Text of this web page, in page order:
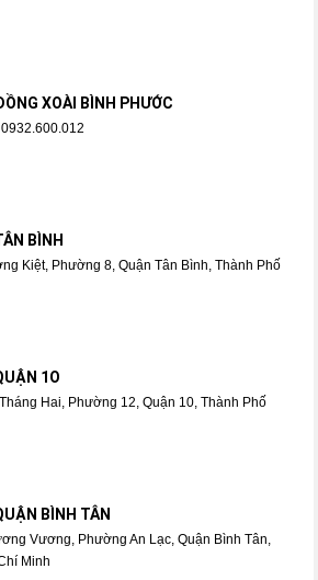
XOÀI BÌNH PHƯỚC
BÌNH
Kiệt, Phường 8, Quận Tân Bình, Thành Phố
1O
Hai, Phường 12, Quận 10, Thành Phố
BÌNH TÂN
Vương, Phường An Lạc, Quận Bình Tân,
Minh